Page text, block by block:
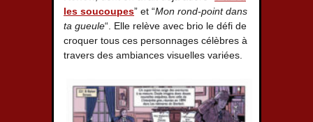
les soucoupes” et “Mon rond-point dans
ta gueule“. Elle relève avec brio le défi de
croquer tous ces personnages célèbres à
travers des ambiances visuelles variées.